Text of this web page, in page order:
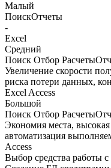
Малый
ПоискОтчеты
-
Excel
Средний
Поиск Отбор
Увеличение скорости
риска потери данных,
Excel Access
Большой
Поиск Отбор
Экономия места, высокая
автоматизация
Access
Выбор средства работы